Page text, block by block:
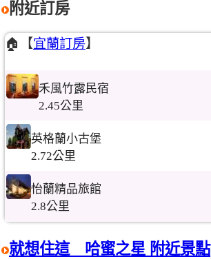
附近訂房
🏠【宜蘭訂房】
禾風竹露民宿
2.45公里
英格蘭小古堡
2.72公里
怡蘭精品旅館
2.8公里
就想住這 哈蜜之星 附近景點